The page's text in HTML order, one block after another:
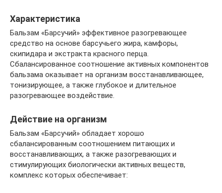
Характеристика
Бальзам «Барсучий» эффективное разогревающее
средство на основе барсучьего жира, камфоры,
скипидара и экстракта красного перца.
Сбалансированное соотношение активных компонентов
бальзама оказывает на организм восстанавливающее,
тонизирующее, а также глубокое и длительное
разогревающее воздействие.
Действие на организм
Бальзам «Барсучий» обладает хорошо
сбалансированным соотношением питающих и
восстанавливающих, а также разогревающих и
стимулирующих биологически активных веществ,
комплекс которых обеспечивает: